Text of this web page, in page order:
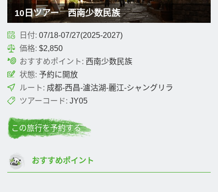
10日ツアー 西南少数民族
日付: 07/18-07/27(2025-2027)
価格: $2,850
おすすめポイント: 西南少数民族
状態: 予約に開放
ルート: 成都-西昌-瀘沽湖-麗江-シャングリラ
ツアーコード: JY05
この旅行を予約する
おすすめポイント